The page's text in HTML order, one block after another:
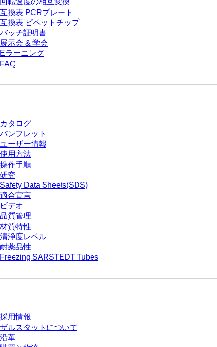
回転速度の相互変換
互換表 PCRプレート
互換表 ピペットチップ
バッチ証明書
展示会 & 学会
Eラーニング
FAQ
カタログ
パンフレット
ユーザー情報
使用方法
操作手順
研究
Safety Data Sheets(SDS)
適合宣言
ビデオ
品質管理
材質特性
清浄度レベル
耐薬品性
Freezing SARSTEDT Tubes
採用情報
ザルスタットについて
沿革